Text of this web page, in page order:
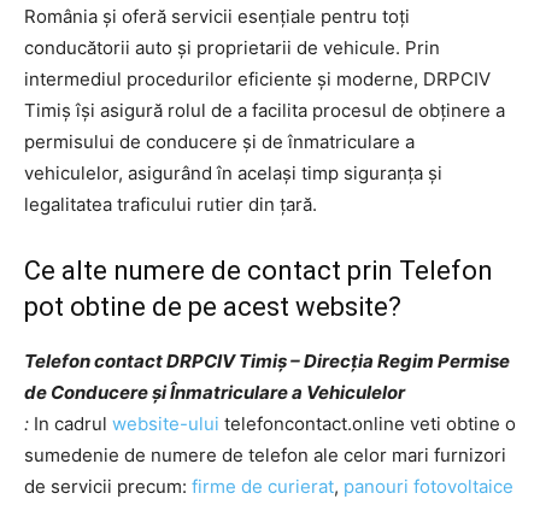
România și oferă servicii esențiale pentru toți
conducătorii auto și proprietarii de vehicule. Prin
intermediul procedurilor eficiente și moderne, DRPCIV
Timiș își asigură rolul de a facilita procesul de obținere a
permisului de conducere și de înmatriculare a
vehiculelor, asigurând în același timp siguranța și
legalitatea traficului rutier din țară.
Ce alte numere de contact prin Telefon
pot obtine de pe acest website?
Telefon contact DRPCIV Timiș – Direcția Regim Permise
de Conducere și Înmatriculare a Vehiculelor
: In cadrul website-ului telefoncontact.online veti obtine o
sumedenie de numere de telefon ale celor mari furnizori
de servicii precum: firme de curierat, panouri fotovoltaice